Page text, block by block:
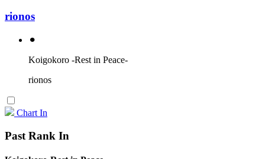
rionos
⚫︎
Koigokoro -Rest in Peace-
rionos
Chart In
Past Rank In